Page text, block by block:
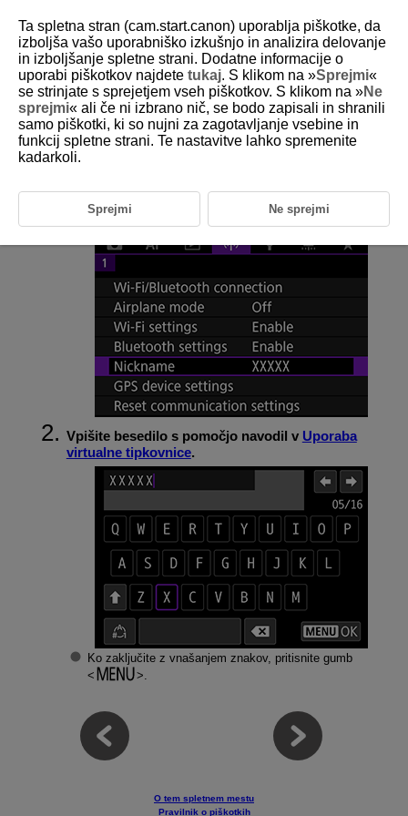
D180-186
Vzdevek fotoaparata
Po potrebi lahko spremenite naziv fotoaparata (ki je prikazan na
Izberite [ Vzdevek fotoaparata
Vpišite besedilo s pomočjo navodil v Uporaba
virtualne tipkovnice.
Ko zaključite z vnašanjem znakov, pritisnite gumb
.
O tem spletnem mestu
Pravilnik o piškotkih
Ta spletna stran (cam.start.canon) uporablja piškotke, da
izboljša vašo uporabniško izkušnjo in analizira delovanje
in izboljšanje spletne strani. Dodatne informacije o
uporabi piškotkov najdete tukaj. S klikom na »Sprejmi«
se strinjate s sprejetjem vseh piškotkov. S klikom na »Ne
sprejmi« ali če ni izbrano nič, se bodo zapisali in shranili
samo piškotki, ki so nujni za zagotavljanje vsebine in
funkcij spletne strani. Te nastavitve lahko spremenite
kadarkoli.
Sprejmi Ne sprejmi